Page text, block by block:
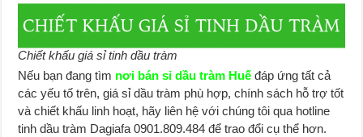
Chiết khấu giá sỉ tinh dầu tràm
Nếu bạn đang tìm nơi bán sỉ dầu tràm Huế đáp ứng tất cả
các yếu tố trên, giá sỉ dầu tràm phù hợp, chính sách hỗ trợ tốt
và chiết khấu linh hoạt, hãy liên hệ với chúng tôi qua hotline
tinh dầu tràm Dagiafa 0901.809.484 để trao đổi cụ thể hơn.